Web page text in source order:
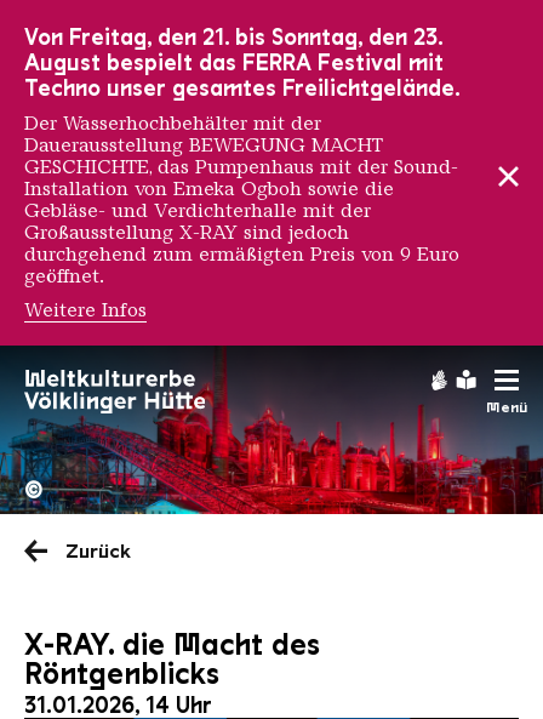
Menü
Hochofengruppe in Rot
Copyright:
©
Zurück
X-RAY. die Macht des
Röntgenblicks
31.01.2026, 14 Uhr
Von Freitag, den 21. bis Sonntag, den 23.
August bespielt das FERRA Festival mit
Techno unser gesamtes Freilichtgelände.
Der Wasserhochbehälter mit der
Dauerausstellung BEWEGUNG MACHT
GESCHICHTE, das Pumpenhaus mit der Sound-
Installation von Emeka Ogboh sowie die
Gebläse- und Verdichterhalle mit der
Großausstellung X-RAY sind jedoch
durchgehend zum ermäßigten Preis von 9 Euro
geöffnet.
Weitere Infos